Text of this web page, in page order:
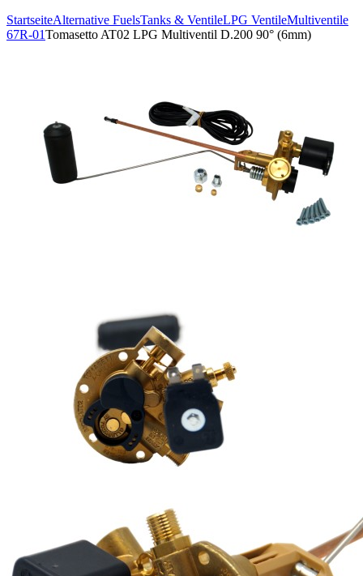
StartseiteAlternative FuelsTanks & VentileLPG VentileMultiventile
67R-01Tomasetto AT02 LPG Multiventil D.200 90° (6mm)